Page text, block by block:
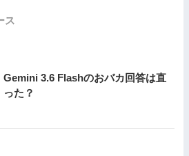
ス
Gemini 3.6 Flashのおバカ回答は直
った？